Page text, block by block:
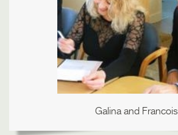
Gаlina and Francois